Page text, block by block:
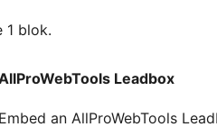
1 blok.
Leadbox
Embed an AllProWebTools